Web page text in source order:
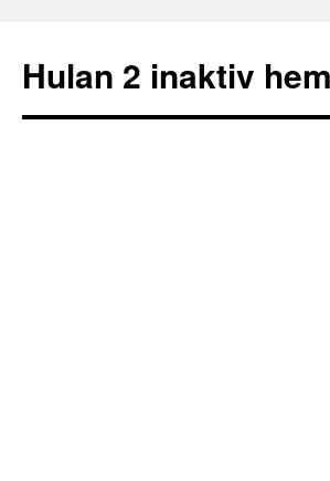
Hulan 2 inaktiv